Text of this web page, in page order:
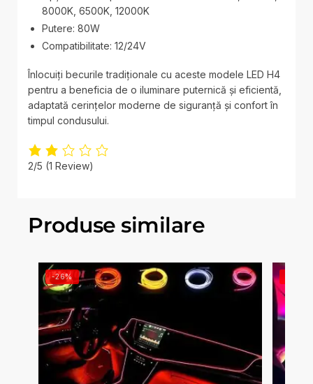
8000K, 6500K, 12000K
Putere: 80W
Compatibilitate: 12/24V
Înlocuiți becurile tradiționale cu aceste modele LED H4
pentru a beneficia de o iluminare puternică și eficientă,
adaptată cerințelor moderne de siguranță și confort în
timpul condusului.
2/5 (1 Review)
Produse similare
-26%